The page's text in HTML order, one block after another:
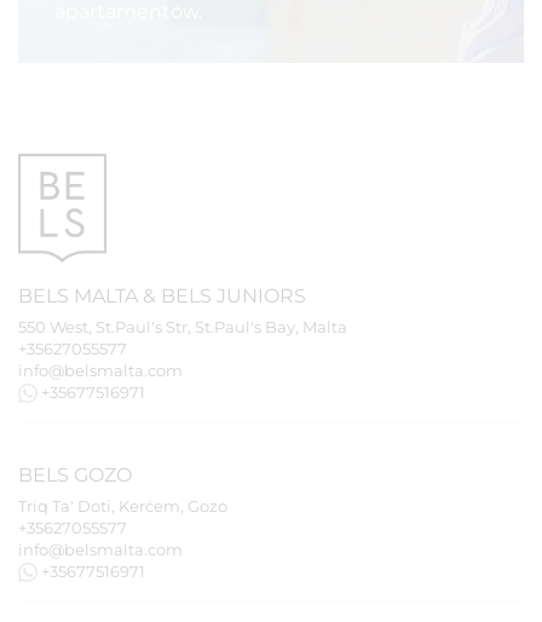
BELS MALTA & BELS JUNIORS
550 West, St.Paul's Str, St.Paul's Bay, Malta
+35627055577
info@belsmalta.com
+35677516971
BELS GOZO
Triq Ta' Doti, Kerċem, Gozo
+35627055577
info@belsmalta.com
+35677516971